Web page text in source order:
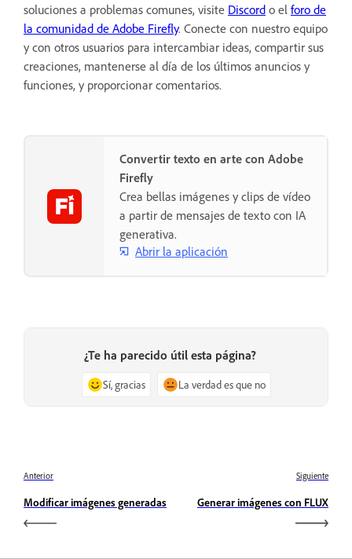
soluciones a problemas comunes, visite Discord o el foro de
la comunidad de Adobe Firefly. Conecte con nuestro equipo
y con otros usuarios para intercambiar ideas, compartir sus
creaciones, mantenerse al día de los últimos anuncios y
funciones, y proporcionar comentarios.
Convertir texto en arte con Adobe
Firefly
Crea bellas imágenes y clips de vídeo
a partir de mensajes de texto con IA
generativa.
Abrir la aplicación
¿Te ha parecido útil esta página?
Sí, gracias La verdad es que no
Anterior
Modificar imágenes generadas
Siguiente
Generar imágenes con FLUX